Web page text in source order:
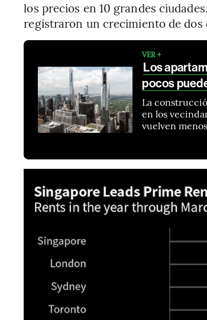
los precios en 10 grandes
registraron un crecimiento de dos
VER +
Los
pocos
La
en los
vuelven